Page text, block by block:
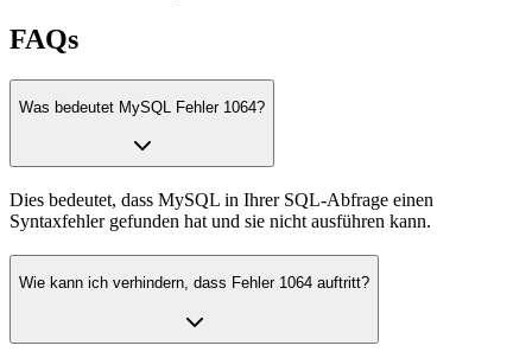
FAQs
Was bedeutet MySQL Fehler 1064?
Dies bedeutet, dass MySQL in Ihrer SQL-Abfrage einen
Syntaxfehler gefunden hat und sie nicht ausführen kann.
Wie kann ich verhindern, dass Fehler 1064 auftritt?